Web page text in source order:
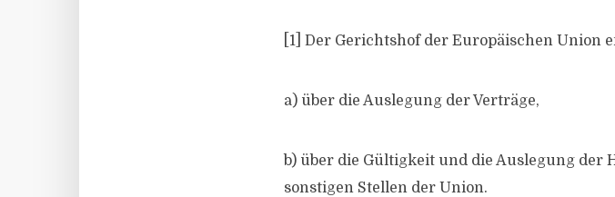
[1] Der Gerichtshof der Europäischen Union
a) über die Auslegung der Verträge,
b) über die Gültigkeit und die Auslegung
sonstigen Stellen der Union.